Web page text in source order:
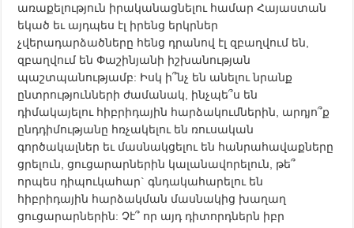
առաքելություն իրականացնելու համար Հայաստան
եկած եւ այդպես էլ իրենց երկրներ
չվերադարձածները հենց դրանով էլ զբաղվում են,
զբաղվում են Փաշինյանի իշխանության
պաշտպանությամբ: Իսկ ի՞նչ են անելու նրանք
ընտրությունների ժամանակ, ինչպե՞ս են
դիմակայելու հիբրիդային հարձակումներին, արդյո՞ք
ընդդիմությանը հռչակելու են ռուսական
գործակալներ եւ մասնակցելու են հանրահավաքները
ցրելուն, ցուցարարներին կալանավորելուն, թե՞
որպես դիպուկահար` գնդակահարելու են
հիբրիդային հարձակման մասնակից խաղաղ
ցուցարարներին: Չէ՞ որ այդ դիտորդներն իբր